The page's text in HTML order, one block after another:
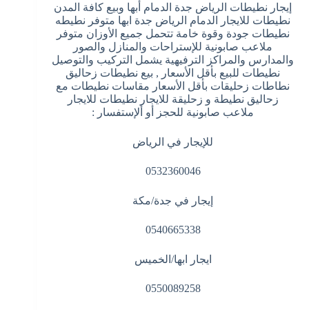
إيجار نطيطات الرياض جدة الدمام أبها وبيع كافة المدن
نطيطات للايجار الدمام الرياض جدة ابها متوفر نطيطه
نطيطات جودة وقوة خامة تتحمل جميع الأوزان متوفر
ملاعب صابونية للإستراحات والمنازل والصور
والمدارس والمراكز الترفيهية يشمل التركيب والتوصيل
نطيطات للبيع بأقل الأسعار , بيع نطيطات زحاليق
نطاطات زحليقات بأقل الأسعار مقاسات نطيطات مع
زحاليق نطيطة و زحليقة للايجار نطيطات للايجار
ملاعب صابونية للحجز أو ألإستفسار :
للإيجار في الرياض
0532360046
إيجار في جدة/مكة
0540665338
ايجار ابها/الخميس
0550089258